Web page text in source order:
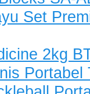
Set
2kg
Portabel